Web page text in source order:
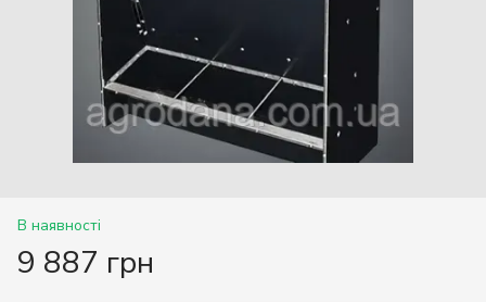
В наявності
9 887 грн